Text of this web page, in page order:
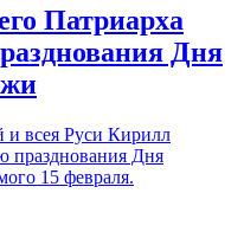
Патриарха
Дня
всея Руси Кирилл
празднования Дня
15 февраля.